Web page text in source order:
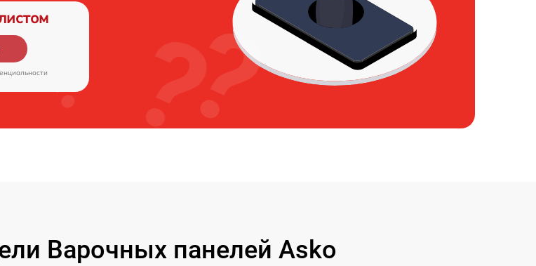
Варочных панелей Asko